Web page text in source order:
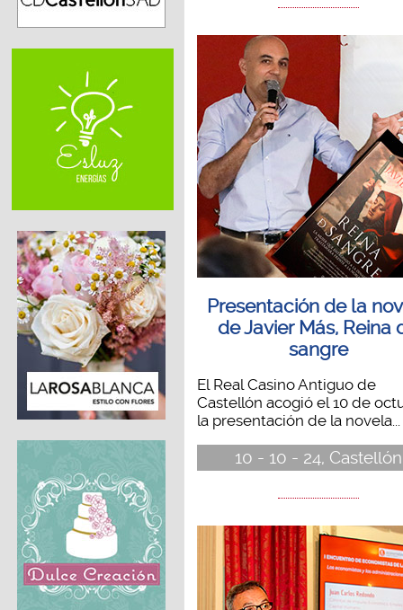
Presentación de la
de Javier Más, Reina
sangre
El Real Casino Antiguo de
Castellón acogió el 10 de
la presentación de la novela...
10 - 10 - 24, Castellón